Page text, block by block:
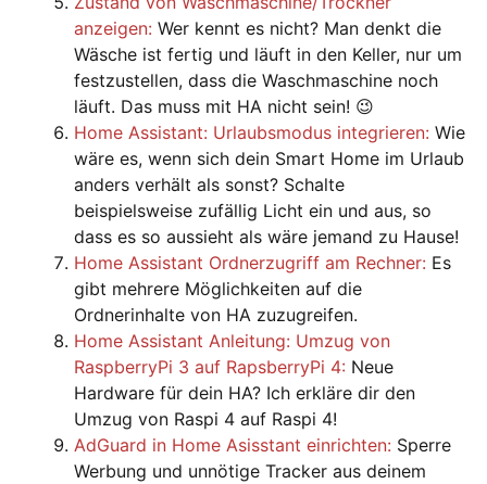
anzeigen: Wer kennt es nicht? Man denkt die
Wäsche ist fertig und läuft in den Keller, nur um
festzustellen, dass die Waschmaschine noch
läuft. Das muss mit HA nicht sein! 😉
Home Assistant: Urlaubsmodus integrieren: Wie
wäre es, wenn sich dein Smart Home im Urlaub
anders verhält als sonst? Schalte
beispielsweise zufällig Licht ein und aus, so
dass es so aussieht als wäre jemand zu Hause!
Home Assistant Ordnerzugriff am Rechner: Es
gibt mehrere Möglichkeiten auf die
Ordnerinhalte von HA zuzugreifen.
Home Assistant Anleitung: Umzug von
RaspberryPi 3 auf RapsberryPi 4: Neue
Hardware für dein HA? Ich erkläre dir den
Umzug von Raspi 4 auf Raspi 4!
AdGuard in Home Asisstant einrichten: Sperre
Werbung und unnötige Tracker aus deinem